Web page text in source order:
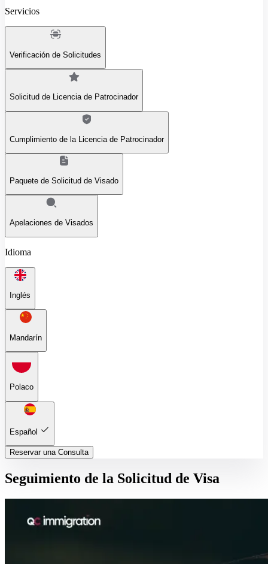
Servicios
Verificación de Solicitudes
Solicitud de Licencia de Patrocinador
Cumplimiento de la Licencia de Patrocinador
Paquete de Solicitud de Visado
Apelaciones de Visados
Idioma
Inglés
Mandarín
Polaco
Español
Reservar una Consulta
Seguimiento de la Solicitud de Visa